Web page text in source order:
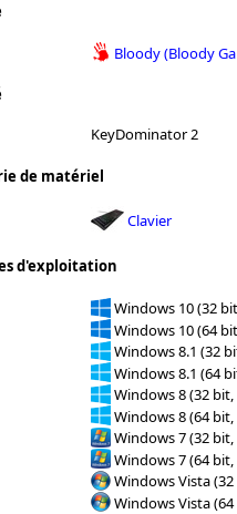
Bloody (Bloody
KeyDominator 2
de matériel
Clavier
d'exploitation
Windows 10 (32
Windows 10 (64
Windows 8.1 (32
Windows 8.1 (64
Windows 8 (32 bit,
Windows 8 (64 bit,
Windows 7 (32 bit,
Windows 7 (64 bit,
Windows Vista
Windows Vista